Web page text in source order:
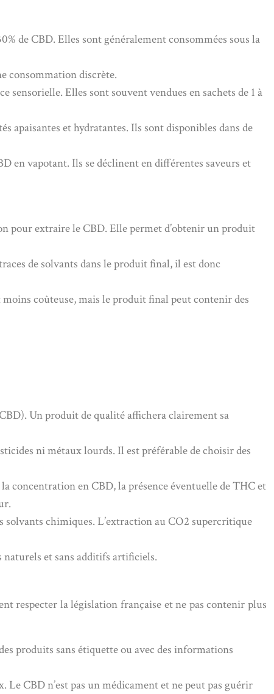
de CBD. Elles sont généralement consommées sous la
consommation discrète.
Elles sont souvent vendues en sachets de 1 à
apaisantes et hydratantes. Ils sont disponibles dans de
en vapotant. Ils se déclinent en différentes saveurs et
pour extraire le CBD. Elle permet d’obtenir un produit
de solvants dans le produit final, il est donc
coûteuse, mais le produit final peut contenir des
Un produit de qualité affichera clairement sa
ni métaux lourds. Il est préférable de choisir des
concentration en CBD, la présence éventuelle de THC et
solvants chimiques. L’extraction au CO2 supercritique
naturels et sans additifs artificiels.
respecter la législation française et ne pas contenir plus
produits sans étiquette ou avec des informations
CBD n’est pas un médicament et ne peut pas guérir